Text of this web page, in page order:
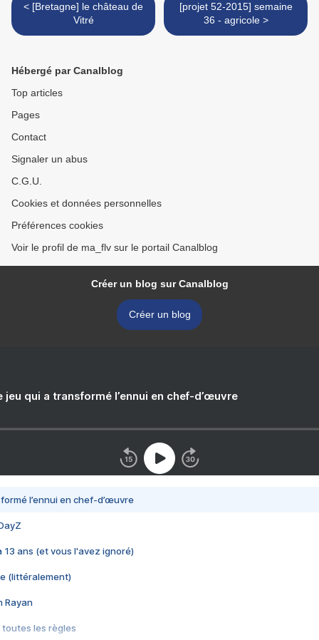
< [Bretagne] le château de
Vitré
[projet 52-2015] semaine
36 - agricole >
Hébergé par Canalblog
Top articles
Pages
Contact
Signaler un abus
C.G.U.
Cookies et données personnelles
Préférences cookies
Voir le profil de ma_flv sur le portail Canalblog
Créer un blog sur Canalblog
Créer un blog
jeu qui a transformé l’ennui en chef-d’œuvre
l’ennui en chef-d’œuvre
13 ans (et vous l'avez ignoré)
(littéralement)
Rayan
toutes les règles